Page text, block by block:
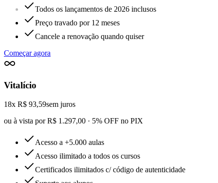
Todos os lançamentos de 2026 inclusos
Preço travado por 12 meses
Cancele a renovação quando quiser
Começar agora
Vitalício
18x R$ 93,59sem juros
ou à vista por R$ 1.297,00 · 5% OFF no PIX
Acesso a +5.000 aulas
Acesso ilimitado a todos os cursos
Certificados ilimitados c/ código de autenticidade